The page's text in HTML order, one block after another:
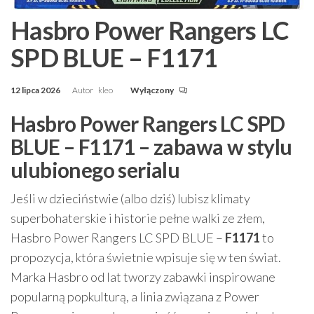
Hasbro Power Rangers LC
SPD BLUE – F1171
12 lipca 2026 Autor kleo Wyłączony
Hasbro Power Rangers LC SPD
BLUE – F1171 – zabawa w stylu
ulubionego serialu
Jeśli w dzieciństwie (albo dziś) lubisz klimaty
superbohaterskie i historie pełne walki ze złem,
Hasbro Power Rangers LC SPD BLUE – F1171to
propozycja, która świetnie wpisuje się w ten świat.
Marka Hasbro od lat tworzy zabawki inspirowane
popularną popkulturą, a linia związana z Power